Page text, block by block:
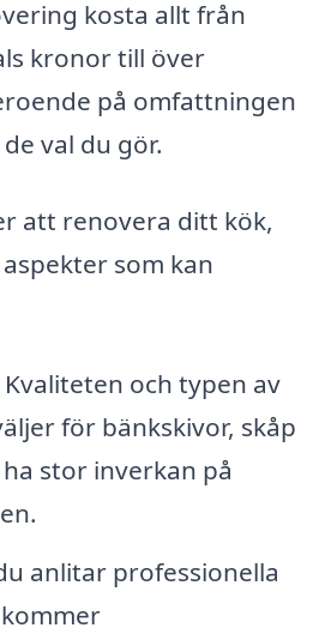
kosta allt från
kronor till över
på omfattningen
val du gör.
att renovera ditt kök,
som kan
Kvaliteten och typen av
för bänkskivor, skåp
stor inverkan på
anlitar professionella